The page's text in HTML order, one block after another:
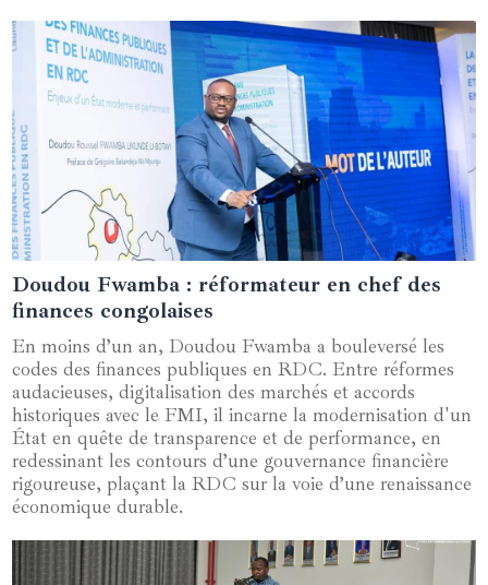
03 juin 2025
Doudou Fwamba : réformateur en chef des
finances congolaises
En moins d’un an, Doudou Fwamba a bouleversé les
codes des finances publiques en RDC. Entre réformes
audacieuses, digitalisation des marchés et accords
historiques avec le FMI, il incarne la modernisation d'un
État en quête de transparence et de performance, en
redessinant les contours d’une gouvernance financière
rigoureuse, plaçant la RDC sur la voie d’une renaissance
économique durable.